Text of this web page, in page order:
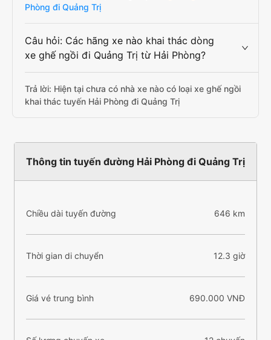
Phòng đi Quảng Trị
Câu hỏi: Các hãng xe nào khai thác dòng
xe ghế ngồi đi Quảng Trị từ Hải Phòng?
Trả lời: Hiện tại chưa có nhà xe nào có loại xe ghế ngồi
khai thác tuyến Hải Phòng đi Quảng Trị
Thông tin tuyến đường Hải Phòng đi Quảng Trị
Chiều dài tuyến đường 646 km
Thời gian di chuyển 12.3 giờ
Giá vé trung bình 690.000 VNĐ